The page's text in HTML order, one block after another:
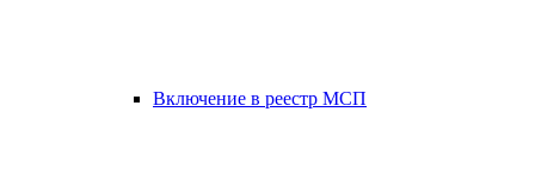
Включение в реестр МСП